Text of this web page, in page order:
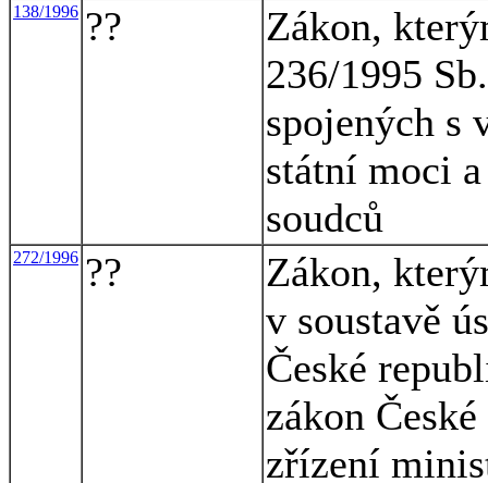
138/1996 ??
Zákon,
236/1995
spojených s
státní moci
soudců
272/1996 ??
Zákon,
v soustavě
České
zákon
zřízení